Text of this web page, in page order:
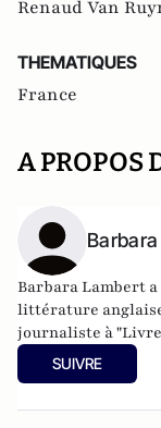
Renaud Van
THEMATIQUES
France
A PROPOS
Barbara Lambert
littérature
journaliste à
responsable des
SUIVRE